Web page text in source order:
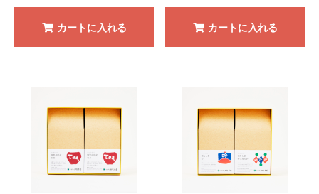
カートに入れる カートに入れる